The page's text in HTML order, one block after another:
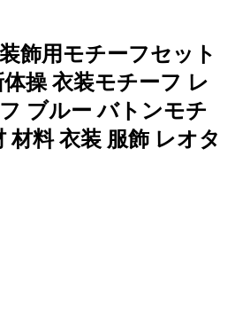
飾用モチーフセット
操 衣装モチーフ レ
ブルー バトンモチ
材料 衣装 服飾 レオタ